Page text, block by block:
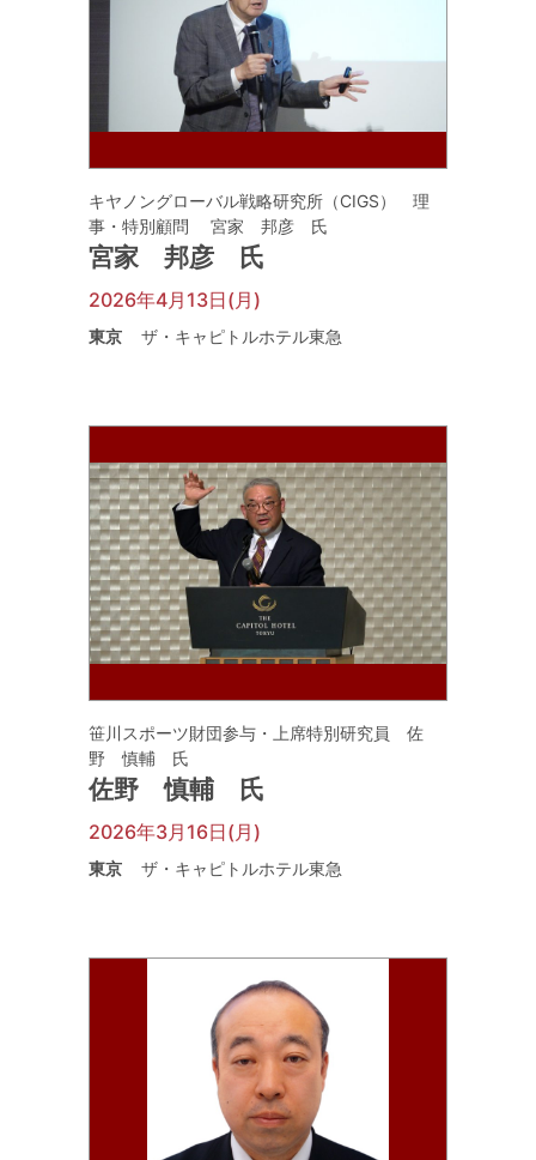
キヤノングローバル戦略研究所（CIGS） 理
事・特別顧問 宮家 邦彦 氏
宮家 邦彦 氏
2026年4月13日(月)
東京 ザ・キャピトルホテル東急
笹川スポーツ財団参与・上席特別研究員 佐
野 慎輔 氏
佐野 慎輔 氏
2026年3月16日(月)
東京 ザ・キャピトルホテル東急